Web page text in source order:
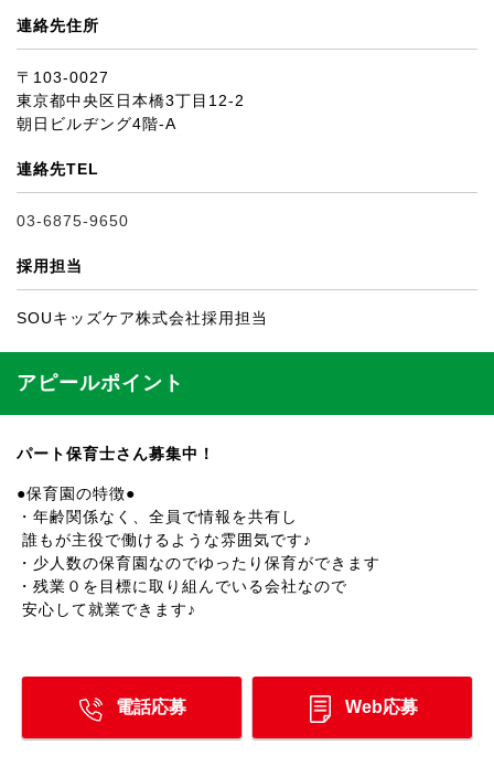
連絡先住所
〒103-0027
東京都中央区日本橋3丁目12-2
朝日ビルヂング4階-A
連絡先TEL
03-6875-9650
採用担当
SOUキッズケア株式会社採用担当
アピールポイント
パート保育士さん募集中！
●保育園の特徴●
・年齢関係なく、全員で情報を共有し
誰もが主役で働けるような雰囲気です♪
・少人数の保育園なのでゆったり保育ができます
・残業０を目標に取り組んでいる会社なので
安心して就業できます♪
電話応募 Web応募